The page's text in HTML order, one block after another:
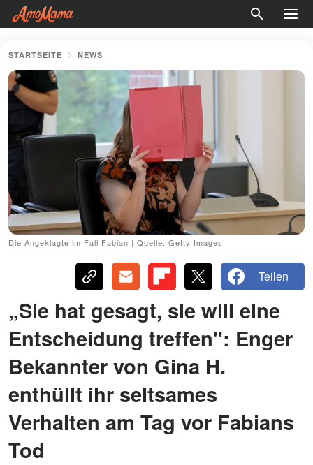
STARTSEITE NEWS
Die Angeklagte im Fall Fabian | Quelle: Getty Images
Teilen
„Sie hat gesagt, sie will eine
Entscheidung treffen": Enger
Bekannter von Gina H.
enthüllt ihr seltsames
Verhalten am Tag vor Fabians
Tod